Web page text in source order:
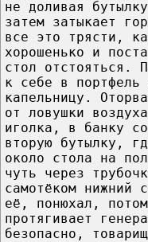
не доливая
затем затыкает
все это трясти,
хорошенько и
стол отстояться.
к себе в портфель
капельницу.
от ловушки
иголка, в банку
вторую бутылку,
около стола на
чуть через
самотёком нижний
её, понюхал,
протягивает
безопасно,